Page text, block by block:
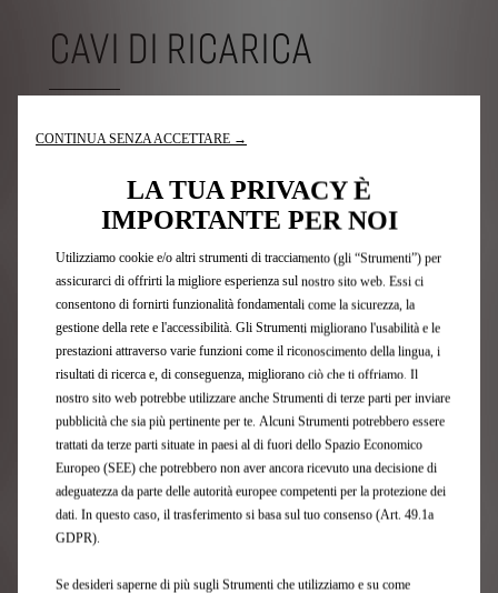
CAVI DI RICARICA
elettrica o ibrida ricaricabile, da adattare in base alla
di bordo del veicolo. Tutti i nostri cavi di ricarica sono
vicino per avere maggiori informazioni.
CONTINUA SENZA ACCETTARE →
LA TUA PRIVACY È
IMPORTANTE PER NOI
Utilizziamo cookie e/o altri strumenti di tracciamento (gli “Strumenti”) per
assicurarci di offrirti la migliore esperienza sul nostro sito web. Essi ci
consentono di fornirti funzionalità fondamentali come la sicurezza, la
gestione della rete e l'accessibilità. Gli Strumenti migliorano l'usabilità e le
prestazioni attraverso varie funzioni come il riconoscimento della lingua, i
risultati di ricerca e, di conseguenza, migliorano ciò che ti offriamo. Il
nostro sito web potrebbe utilizzare anche Strumenti di terze parti per inviare
pubblicità che sia più pertinente per te. Alcuni Strumenti potrebbero essere
trattati da terze parti situate in paesi al di fuori dello Spazio Economico
Europeo (SEE) che potrebbero non aver ancora ricevuto una decisione di
adeguatezza da parte delle autorità europee competenti per la protezione dei
dati. In questo caso, il trasferimento si basa sul tuo consenso (Art. 49.1a
GDPR).
Se desideri saperne di più sugli Strumenti che utilizziamo e su come